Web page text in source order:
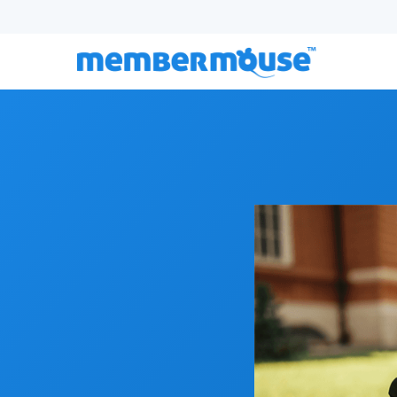
Episodio 181:Lo que realmente ocurre entre